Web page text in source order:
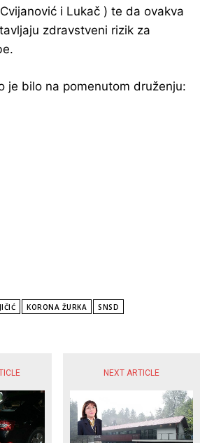
i Lukač ) te da ovakva
zdravstveni rizik za
je bilo na pomenutom druženju:
KORONA ŽURKA SNSD
NEXT ARTICLE